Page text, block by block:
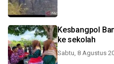
Kesbangpol
ke sekolah
Sabtu, 8 Agustus